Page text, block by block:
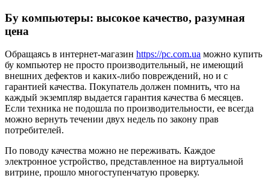
Бу компьютеры: высокое качество, разумная
цена
Обращаясь в интернет-магазин https://pc.com.ua можно купить
бу компьютер не просто производительный, не имеющий
внешних дефектов и каких-либо повреждений, но и с
гарантией качества. Покупатель должен помнить, что на
каждый экземпляр выдается гарантия качества 6 месяцев.
Если техника не подошла по производительности, ее всегда
можно вернуть течении двух недель по закону прав
потребителей.
По поводу качества можно не переживать. Каждое
электронное устройство, представленное на виртуальной
витрине, прошло многоступенчатую проверку.